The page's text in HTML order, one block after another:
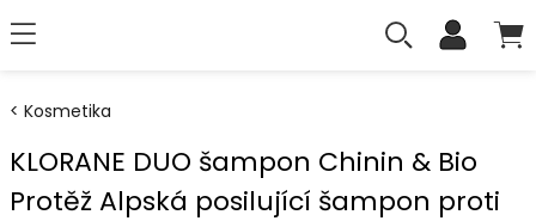
Kosmetika
KLORANE DUO šampon Chinin & Bio
Protěž Alpská posilující šampon proti